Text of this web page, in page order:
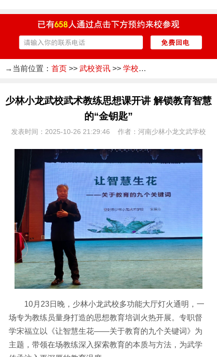
→当前位置： 首页 >> 武校资讯 >> 学校新闻
少林小龙武校武术教练思想课开讲 解锁教育智慧
的“金钥匙”
发表时间：2025-10-26 21:29:46 作者：河南少林小龙文武学校
10月23日晚，少林小龙武校多功能大厅灯火通明，一
场专为教练员量身打造的思想教育培训火热开展。专职督
学宋福立以《让智慧生花——关于教育的九个关键词》为
主题，带领在场教练深入探索教育的本质与方法，为武学